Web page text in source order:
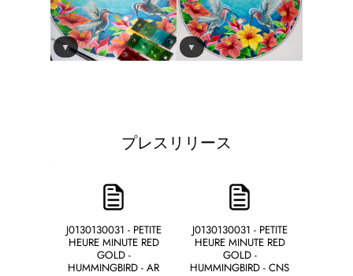
▼ ▼
プレスリリース
J0130130031 - PETITE
HEURE MINUTE RED
GOLD -
HUMMINGBIRD - AR
J0130130031 - PETITE
HEURE MINUTE RED
GOLD -
HUMMINGBIRD - CNS